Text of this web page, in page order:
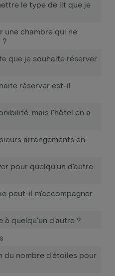
le type de lit que je
une chambre qui ne
?
que je souhaite réserver
réserver est-il
mais l'hôtel en a
arrangements en
pour quelqu'un d'autre
peut-il m'accompagner
à quelqu'un d'autre ?
du nombre d'étoiles pour